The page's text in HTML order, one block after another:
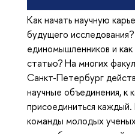
Как начать научную
будущего
единомышленников и
статью? На многих
Санкт-Петербург
научные объединения,
присоединиться каждый.
команды молодых